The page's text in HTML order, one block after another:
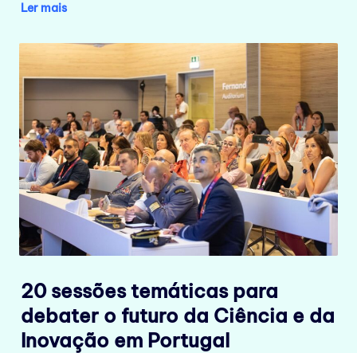
Ler mais
20 sessões temáticas para
debater o futuro da Ciência e da
Inovação em Portugal